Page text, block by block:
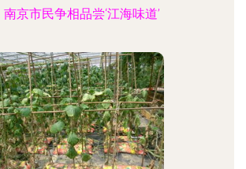
京市民争相品尝‘江海味道’